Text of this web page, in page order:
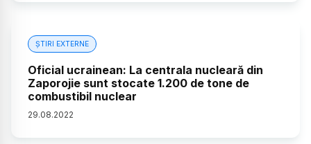
ȘTIRI EXTERNE
Oficial ucrainean: La centrala nucleară din
Zaporojie sunt stocate 1.200 de tone de
combustibil nuclear
29.08.2022